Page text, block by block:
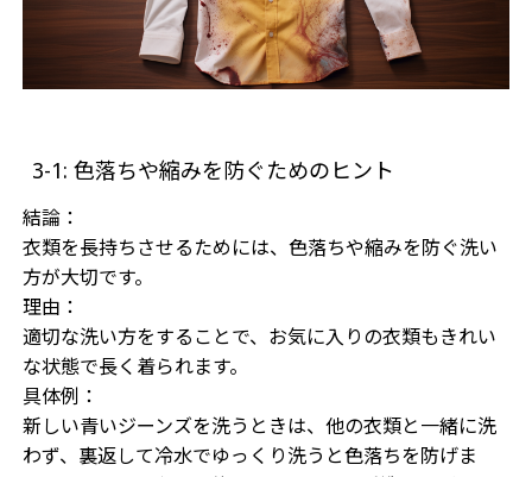
3-1: 色落ちや縮みを防ぐためのヒント
結論：
衣類を長持ちさせるためには、色落ちや縮みを防ぐ洗い
方が大切です。
理由：
適切な洗い方をすることで、お気に入りの衣類もきれい
な状態で長く着られます。
具体例：
新しい青いジーンズを洗うときは、他の衣類と一緒に洗
わず、裏返して冷水でゆっくり洗うと色落ちを防げま